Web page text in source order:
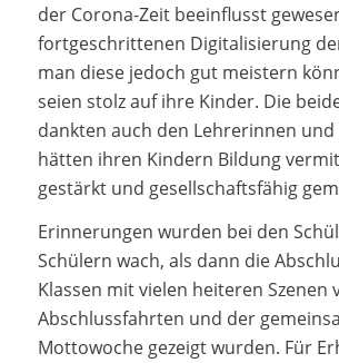
der Corona-Zeit beeinflusst
fortgeschrittenen Digitalisierung
man diese jedoch gut meistern
seien stolz auf ihre Kinder. Die
dankten auch den Lehrerinnen
hätten ihren Kindern Bildung
gestärkt und gesellschaftsfähig
Erinnerungen wurden bei den
Schülern wach, als dann die
Klassen mit vielen heiteren Szenen
Abschlussfahrten und der
Mottowoche gezeigt wurden. Für